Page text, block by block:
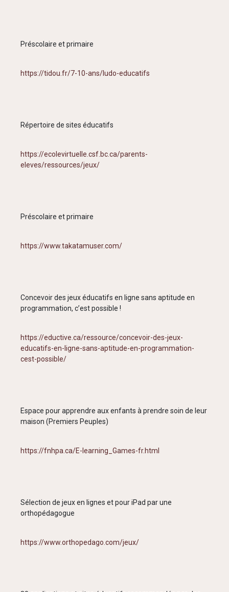
Préscolaire et primaire
https://tidou.fr/7-10-ans/ludo-educatifs
Répertoire de sites éducatifs
https://ecolevirtuelle.csf.bc.ca/parents-
eleves/ressources/jeux/
Préscolaire et primaire
https://www.takatamuser.com/
Concevoir des jeux éducatifs en ligne sans aptitude en
programmation, c’est possible !
https://eductive.ca/ressource/concevoir-des-jeux-
educatifs-en-ligne-sans-aptitude-en-programmation-
cest-possible/
Espace pour apprendre aux enfants à prendre soin de leur
maison (Premiers Peuples)
https://fnhpa.ca/E-learning_Games-fr.html
Sélection de jeux en lignes et pour iPad par une
orthopédagogue
https://www.orthopedago.com/jeux/